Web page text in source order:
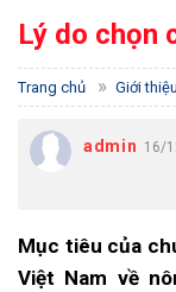
Lý do chọn
Trang chủ » Giới thiệu
admin 16/
Mục tiêu của
Việt Nam về